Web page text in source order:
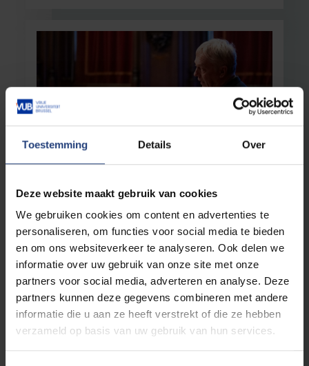
Toestemming Details Over
Deze website maakt gebruik van cookies
We gebruiken cookies om content en advertenties te
personaliseren, om functies voor social media te bieden
en om ons websiteverkeer te analyseren. Ook delen we
informatie over uw gebruik van onze site met onze
partners voor social media, adverteren en analyse. Deze
partners kunnen deze gegevens combineren met andere
informatie die u aan ze heeft verstrekt of die ze hebben
verzameld op basis van uw gebruik van hun services.
Universiteit 21 november 2023
De St V-toespraken in het stadhuis: Meer
welzijn en minder extremisme
“Democratische waakzaamheid, ook dat is St
V”